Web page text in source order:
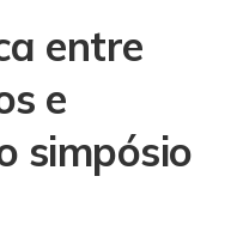
entre
e
simpósio